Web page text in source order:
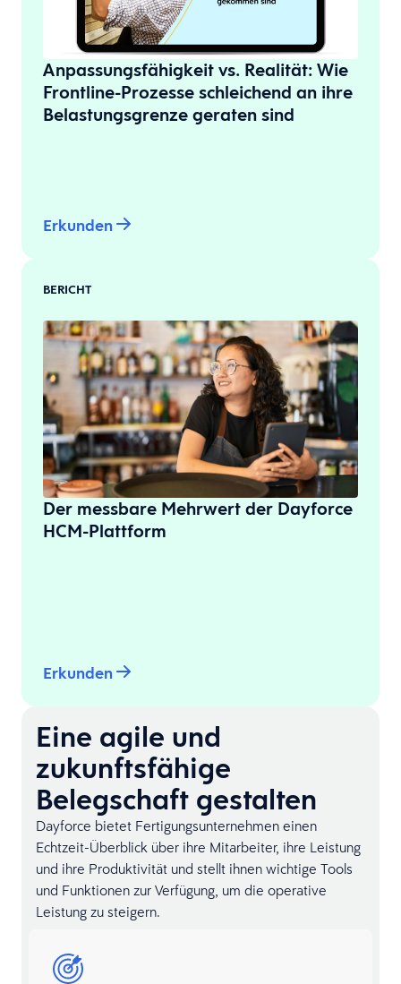
Anpassungsfähigkeit vs. Realität: Wie
Frontline-Prozesse schleichend an ihre
Belastungsgrenze geraten sind
Erkunden
BERICHT
Der messbare Mehrwert der Dayforce
HCM-Plattform
Erkunden
Eine agile und
zukunftsfähige
Belegschaft gestalten
Dayforce bietet Fertigungsunternehmen einen
Echtzeit-Überblick über ihre Mitarbeiter, ihre Leistung
und ihre Produktivität und stellt ihnen wichtige Tools
und Funktionen zur Verfügung, um die operative
Leistung zu steigern.